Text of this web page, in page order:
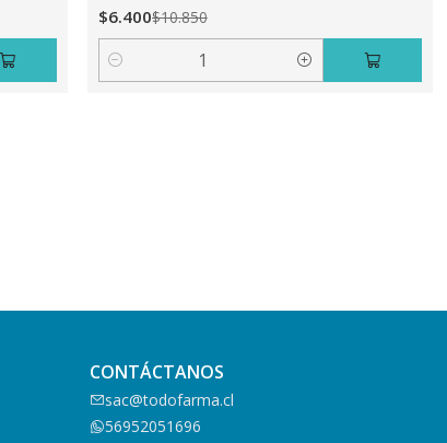
$6.400$10.850
Cantidad
CONTÁCTANOS
sac@todofarma.cl
56952051696